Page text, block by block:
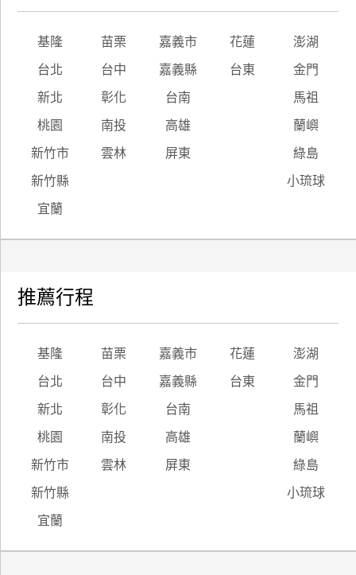
基隆 苗栗 嘉義市 花蓮 澎湖
台北 台中 嘉義縣 台東 金門
新北 彰化 台南 馬祖
桃園 南投 高雄 蘭嶼
新竹市 雲林 屏東 綠島
新竹縣 小琉球
宜蘭
推薦行程
基隆 苗栗 嘉義市 花蓮 澎湖
台北 台中 嘉義縣 台東 金門
新北 彰化 台南 馬祖
桃園 南投 高雄 蘭嶼
新竹市 雲林 屏東 綠島
新竹縣 小琉球
宜蘭